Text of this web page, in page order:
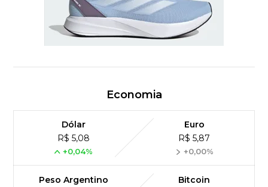
Economia
Dólar
R$ 5,08
+0,04%
Euro
R$ 5,87
+0,00%
Peso Argentino Bitcoin